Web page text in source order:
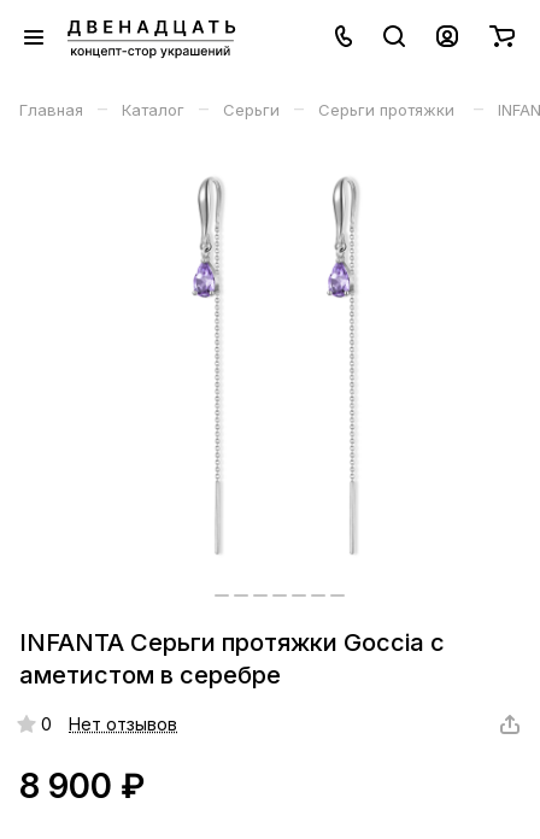
Главная – Каталог – Серьги – Серьги протяжки –
INFANTA Серьги протяжки Goccia с
аметистом в серебре
0 Нет отзывов
8 900 ₽